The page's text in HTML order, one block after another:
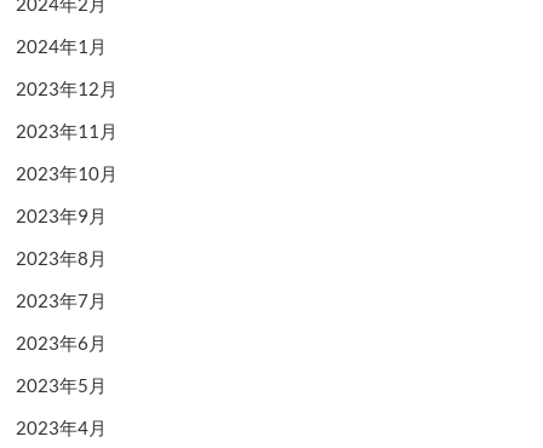
2024年1月
2023年12月
2023年11月
2023年10月
2023年9月
2023年8月
2023年7月
2023年6月
2023年5月
2023年4月